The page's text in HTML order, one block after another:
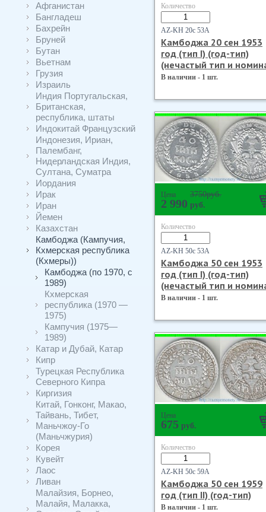
Афганистан
Бангладеш
Бахрейн
Бруней
Бутан
Вьетнам
Грузия
Израиль
Индия Португальская,
Британская,
республика, штаты
Индокитай Французский
Индонезия, Ириан,
Палембанг,
Нидерландская Индия,
Султана, Суматра
Иордания
Ирак
Иран
Йемен
Казахстан
Камбоджа (Кампучия,
Кхмерская республика
(Кхмеры))
Камбоджа (по 1970, с
1989)
Кхмерская
республика (1970 —
1975)
Кампучия (1975—
1989)
Катар и Дубай, Катар
Кипр
Турецкая Республика
Северного Кипра
Киргизия
Китай, Гонконг, Макао,
Тайвань, Тибет,
Маньчжоу-Го
(Маньчжурия)
Корея
Кувейт
Лаос
Ливан
Малайзия, Борнео,
Малайя, Малакка,
Количество
AZ-KH 20с 53А
Камбоджа 20 сен 1953
год (тип I) (год-тип)
(нечастый тип и
В наличии - 1 шт.
Цена 3750руб.
2 990 руб.
Количество
AZ-KH 50с 53А
Камбоджа 50 сен 1953
год (тип I) (год-тип)
(нечастый тип и
В наличии - 1 шт.
Цена
675 руб.
Количество
AZ-KH 50с 59А
Камбоджа 50 сен 1959
год (тип II) (год-тип)
В наличии - 1 шт.